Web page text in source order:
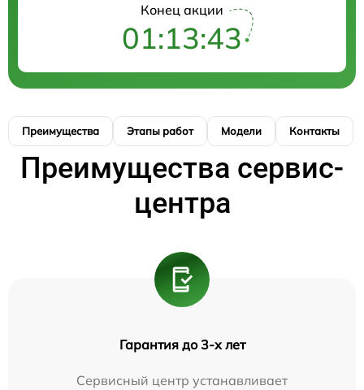
Конец акции
01:13:43
Преимущества Этапы работ Модели Контакты
Преимущества сервис-
центра
Гарантия до 3-х лет
Сервисный центр устанавливает